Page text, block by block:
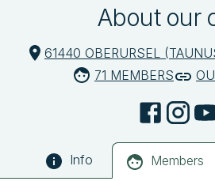
About our
61440 OBERURSEL
71 MEMBERS
Info Members